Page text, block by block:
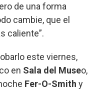
de una forma
cambie, que el
caliente”.
este viernes,
en Sala del Museo,
Fer-O-Smith y